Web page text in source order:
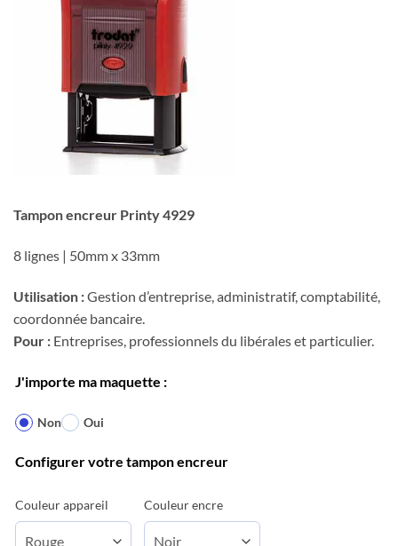
Tampon encreur Printy 4929
8 lignes | 50mm x 33mm
Utilisation :Gestion d’entreprise, administratif, comptabilité,
coordonnée bancaire.
Pour : Entreprises, professionnels du libérales et particulier.
J'importe ma maquette :
Non Oui
Configurer votre tampon encreur
Couleur appareil Couleur encre